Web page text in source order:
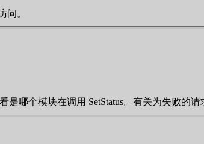
问。
哪个模块在调用 SetStatus。有关为失败的